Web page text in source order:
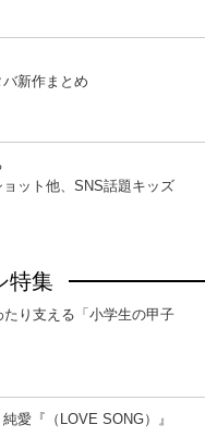
新作まとめ
ット他、SNS話題キッズ
特集
り支える「小学生の甲子
愛『（LOVE SONG）』